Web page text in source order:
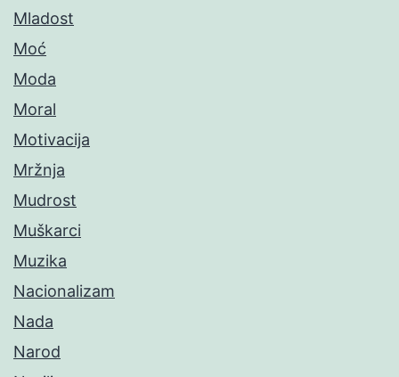
Mladost
Moć
Moda
Moral
Motivacija
Mržnja
Mudrost
Muškarci
Muzika
Nacionalizam
Nada
Narod